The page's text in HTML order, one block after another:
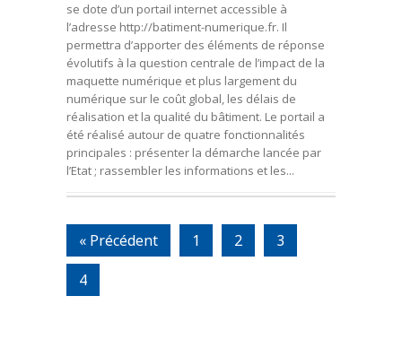
se dote d’un portail internet accessible à
l’adresse http://batiment-numerique.fr. Il
permettra d’apporter des éléments de réponse
évolutifs à la question centrale de l’impact de la
maquette numérique et plus largement du
numérique sur le coût global, les délais de
réalisation et la qualité du bâtiment. Le portail a
été réalisé autour de quatre fonctionnalités
principales : présenter la démarche lancée par
l’Etat ; rassembler les informations et les...
« Précédent 1 2
3
4